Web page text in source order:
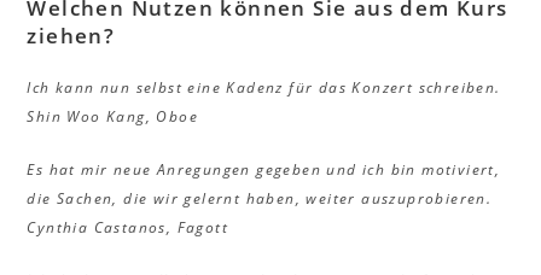
Welchen Nutzen können Sie aus dem Kurs
ziehen?
Ich kann nun selbst eine Kadenz für das Konzert schreiben.
Shin Woo Kang, Oboe
Es hat mir neue Anregungen gegeben und ich bin motiviert,
die Sachen, die wir gelernt haben, weiter auszuprobieren.
Cynthia Castanos, Fagott